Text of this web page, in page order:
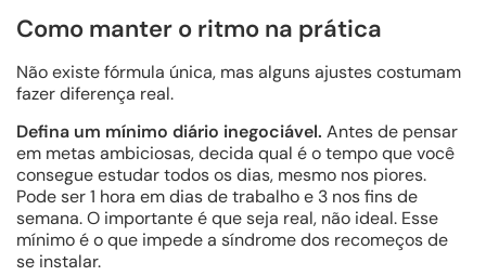
Como manter o ritmo na prática
Não existe fórmula única, mas alguns ajustes costumam
fazer diferença real.
Defina um mínimo diário inegociável. Antes de pensar
em metas ambiciosas, decida qual é o tempo que você
consegue estudar todos os dias, mesmo nos piores.
Pode ser 1 hora em dias de trabalho e 3 nos fins de
semana. O importante é que seja real, não ideal. Esse
mínimo é o que impede a síndrome dos recomeços de
se instalar.